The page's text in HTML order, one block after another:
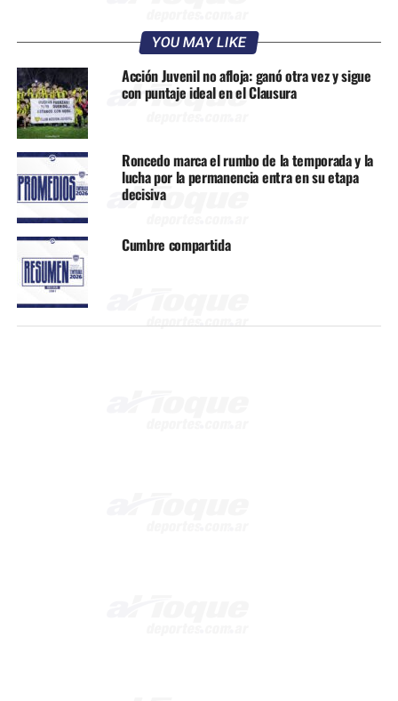
YOU MAY LIKE
Acción Juvenil no afloja: ganó otra vez y sigue
con puntaje ideal en el Clausura
Roncedo marca el rumbo de la temporada y la
lucha por la permanencia entra en su etapa
decisiva
Cumbre compartida